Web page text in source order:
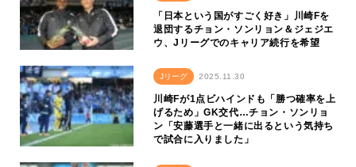
「日本という国がすごく好き」川崎Fを
退団するチョン・ソンリョン＆ジェジエ
ウ、Jリーグでのキャリア続行を希望
Jリーグ 2025.11.30
川崎Fが1点ビハインドも「勝つ確率を上
げるため」GK交代…チョン・ソンリョ
ン「安藤選手と一緒に出るという気持ち
で試合に入りました」